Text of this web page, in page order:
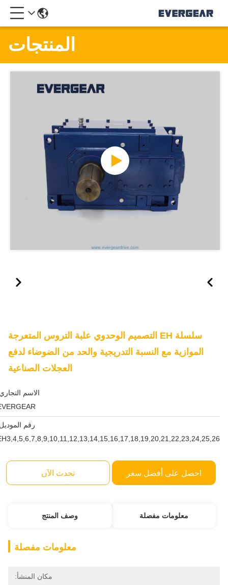
المنتجات
سلسلة EH التصميم الوحدوي علبة التروس المتعرجة
الموازية مع النسبة التدريجية والحد من الضوضاء لدفع
العجلات الصناعية
الاسم
رقم
احصل على أفضل سعر تحدث الآن
معلومات مفصلة وصف المنتج
معلومات مفصلة
مكان المنشأ: